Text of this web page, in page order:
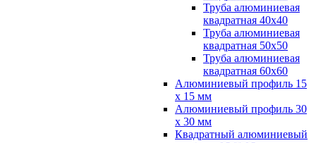
Труба алюминиевая
квадратная 40х40
Труба алюминиевая
квадратная 50х50
Труба алюминиевая
квадратная 60х60
Алюминиевый профиль 15
х 15 мм
Алюминиевый профиль 30
х 30 мм
Квадратный алюминиевый